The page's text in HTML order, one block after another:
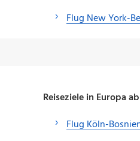
Flug New York-
Reiseziele in Europa
Flug Köln-